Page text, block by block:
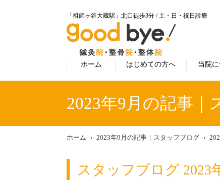
「祖師ヶ谷大蔵駅」北口徒歩3分 / 土・日・祝日診療
ホーム はじめての方へ 当院
2023年9月の記事｜
ホーム 2023年9月の記事｜スタッフブログ
スタッフブログ 2023